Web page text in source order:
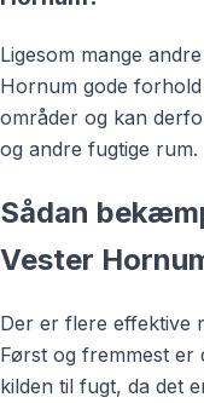
Ligesom mange
Hornum gode
områder og kan
og andre fugtige rum.
Sådan
Vester
Der er flere effektive
Først og fremmest er
kilden til fugt, da det